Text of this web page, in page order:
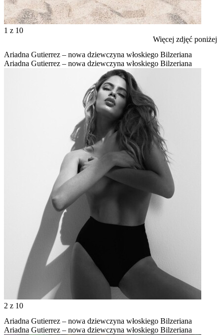
1 z 10
Więcej zdjęć poniżej
Ariadna Gutierrez – nowa dziewczyna włoskiego Bilzeriana
Ariadna Gutierrez – nowa dziewczyna włoskiego Bilzeriana
2 z 10
Ariadna Gutierrez – nowa dziewczyna włoskiego Bilzeriana
Ariadna Gutierrez – nowa dziewczyna włoskiego Bilzeriana